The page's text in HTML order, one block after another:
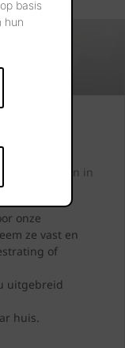
basis
hun
maken in
onze
ze vast en
of
uitgebreid
huis.